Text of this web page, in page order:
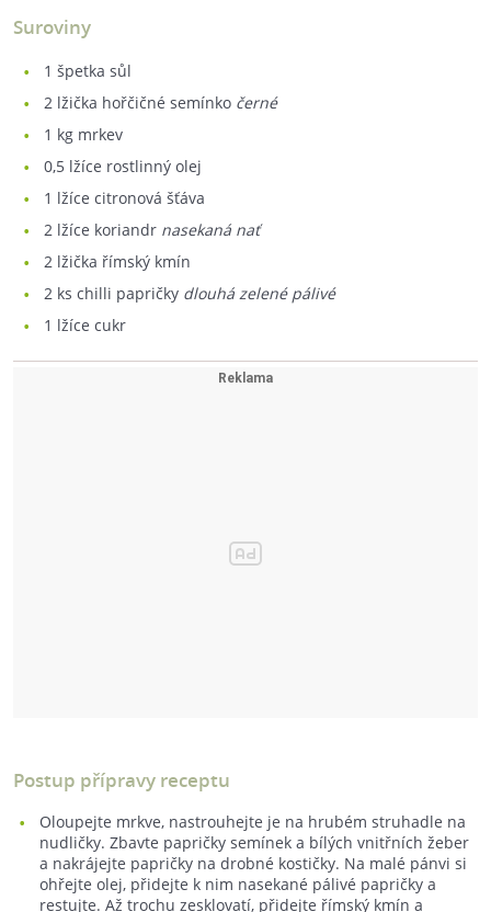
Suroviny
1 špetka sůl
2 lžička hořčičné semínko černé
1 kg mrkev
0,5 lžíce rostlinný olej
1 lžíce citronová šťáva
2 lžíce koriandr nasekaná nať
2 lžička římský kmín
2 ks chilli papričky dlouhá zelené pálivé
1 lžíce cukr
Postup přípravy receptu
Oloupejte mrkve, nastrouhejte je na hrubém struhadle na
nudličky. Zbavte papričky semínek a bílých vnitřních žeber
a nakrájejte papričky na drobné kostičky. Na malé pánvi si
ohřejte olej, přidejte k nim nasekané pálivé papričky a
restujte. Až trochu zesklovatí, přidejte římský kmín a